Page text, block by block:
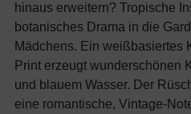
hinaus erweitern? Tropische
botanisches Drama in die
Mädchens. Ein weißbasiertes
Print erzeugt wunderschönen
und blauem Wasser. Der
eine romantische, Vintage-